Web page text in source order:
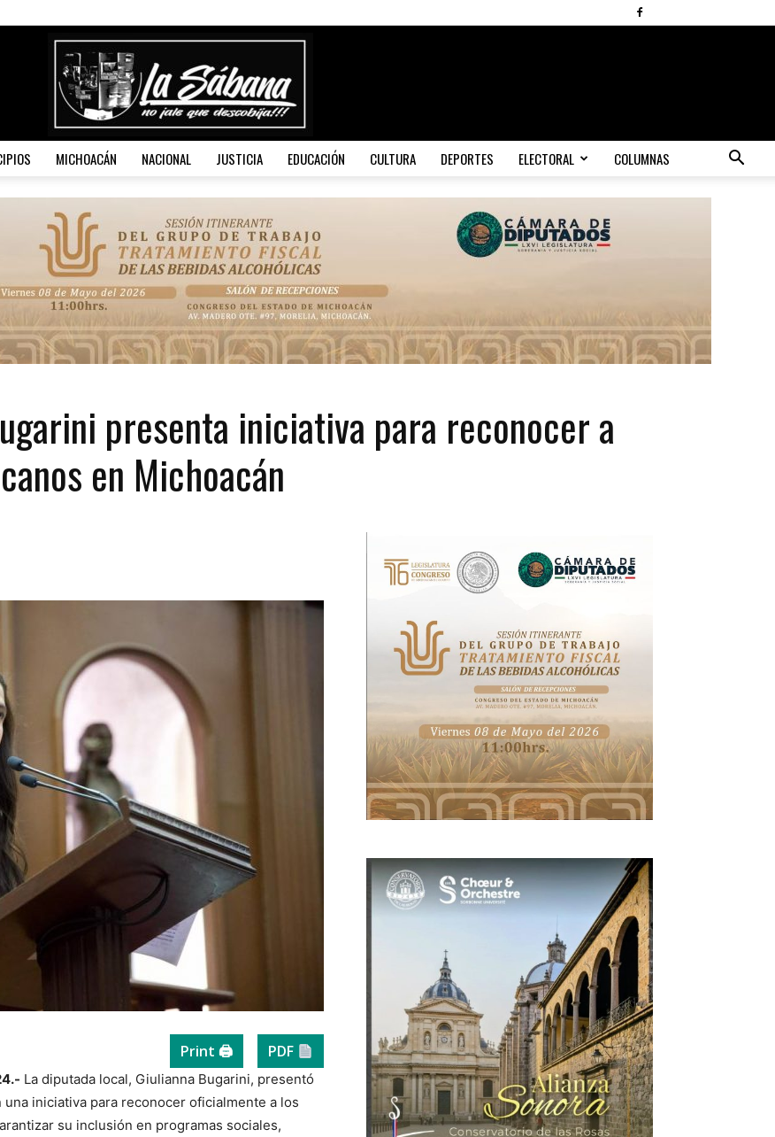
Sábana
MICHOACÁN NACIONAL JUSTICIA EDUCACIÓN CULTURA DEPORTES ELECTORAL COLUMNAS
presenta iniciativa para reconocer a
en Michoacán
Print 🖨 PDF
La diputada local, Giulianna Bugarini, presentó
iniciativa para reconocer oficialmente a los
su inclusión en programas sociales,